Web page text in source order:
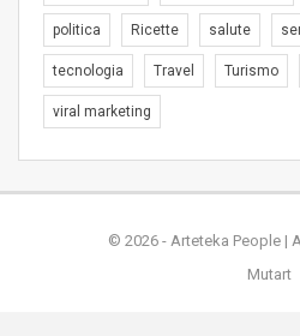
politica Ricette salute
tecnologia Travel Turismo
viral marketing
© 2026 - Arteteka People |
Mutart